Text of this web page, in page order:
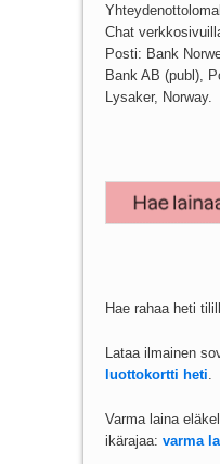
Chat
Posti: Bank
Bank AB (publ),
Lysaker, Norway.
Hae rahaa heti
Lataa ilmainen
luottokortti heti.
Varma laina
ikärajaa: varma